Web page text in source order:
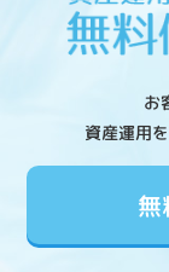
お
資産運用
無